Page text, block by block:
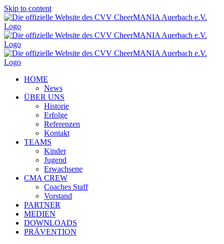
Skip to content
HOME
News
ÜBER UNS
Historie
Erfolge
Referenzen
Kontakt
TEAMS
Kinder
Jugend
Erwachsene
CMA CREW
Coaches Staff
Vorstand
PARTNER
MEDIEN
DOWNLOADS
PRÄVENTION